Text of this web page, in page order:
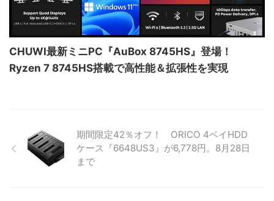
CHUWI最新ミニPC『AuBox 8745HS』登場！
Ryzen 7 8745HS搭載で高性能＆拡張性を実現
期間限定42％オフ！ ORICO 4ベイHDD
ケース『6648US3』が6,778円。8月28日
まで